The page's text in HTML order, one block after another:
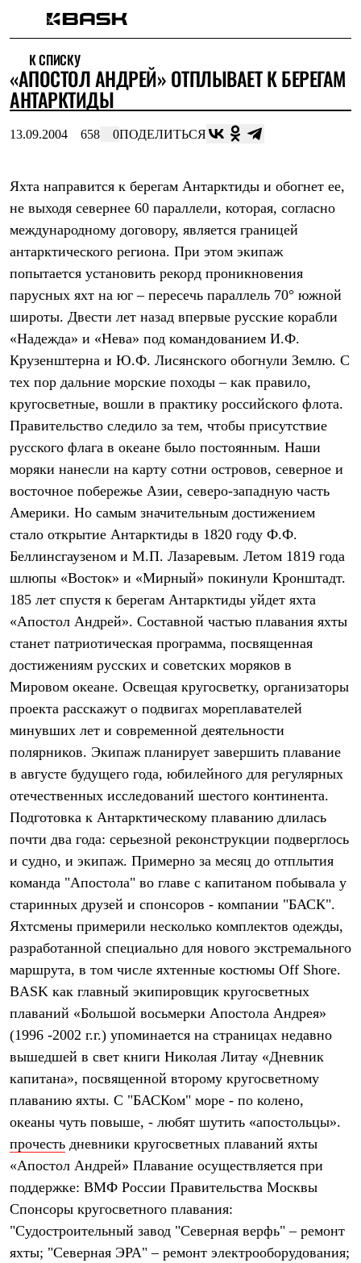
Интернет-магазин
Мужская одежда
Утепленная пухом
Куртки
Жилеты
Куртки
Штормовая одежда
Куртки
Софтшелл одежда
Куртки
Брюки
Флисовая одежда
Куртки
Брюки
Термобелье
Теплое термобелье
Легкое термобелье
Лёгкая одежда
Футболки
Рубашки
Толстовки
Брюки
Шорты
Женская одежда
Утепленная пухом
Куртки
Жилеты
Утепленная синтетикой
Брюки
Штормовая одежда
Софтшелл одежда
Куртки
Брюки
Лёгкая одежда
Рубашки
Футболки
Брюки
Термобелье
Теплое термобелье
Среднее термобелье
Легкое термобелье
Флисовая одежда
Куртки
Брюки
Детская одежда
Утепленная пухом
Комбинезоны
Куртки
Утепленная синтетикой
Комбинезоны
Куртки
Лёгкая одежда
Футболки
Брюки
Софтшелл одежда
Куртки
Флисовая одежда
Куртки
Брюки
Комбинезоны
Термобелье
Комплект термобелья
Снаряжение
Палатки и тенты
К СПИСКУ
«АПОСТОЛ АНДРЕЙ» ОТПЛЫВАЕТ К БЕРЕГАМ
АНТАРКТИДЫ
13.09.2004 658 0ПОДЕЛИТЬСЯ
Яхта направится к берегам Антарктиды и обогнет ее,
не выходя севернее 60 параллели, которая, согласно
международному договору, является границей
антарктического региона. При этом экипаж
попытается установить рекорд проникновения
парусных яхт на юг – пересечь параллель 70° южной
широты. Двести лет назад впервые русские корабли
«Надежда» и «Нева» под командованием И.Ф.
Крузенштерна и Ю.Ф. Лисянского обогнули Землю. С
тех пор дальние морские походы – как правило,
кругосветные, вошли в практику российского флота.
Правительство следило за тем, чтобы присутствие
русского флага в океане было постоянным. Наши
моряки нанесли на карту сотни островов, северное и
восточное побережье Азии, северо-западную часть
Америки. Но самым значительным достижением
стало открытие Антарктиды в 1820 году Ф.Ф.
Беллинсгаузеном и М.П. Лазаревым. Летом 1819 года
шлюпы «Восток» и «Мирный» покинули Кронштадт.
185 лет спустя к берегам Антарктиды уйдет яхта
«Апостол Андрей». Составной частью плавания яхты
станет патриотическая программа, посвященная
достижениям русских и советских моряков в
Мировом океане. Освещая кругосветку, организаторы
проекта расскажут о подвигах мореплавателей
минувших лет и современной деятельности
полярников. Экипаж планирует завершить плавание
в августе будущего года, юбилейного для регулярных
отечественных исследований шестого континента.
Подготовка к Антарктическому плаванию длилась
почти два года: серьезной реконструкции подверглось
и судно, и экипаж. Примерно за месяц до отплытия
команда "Апостола" во главе с капитаном побывала у
старинных друзей и спонсоров - компании "БАСК".
Яхтсмены примерили несколько комплектов одежды,
разработанной специально для нового экстремального
маршрута, в том числе яхтенные костюмы Off Shore.
BASK как главный экипировщик кругосветных
плаваний «Большой восьмерки Апостола Андрея»
(1996 -2002 г.г.) упоминается на страницах недавно
вышедшей в свет книги Николая Литау «Дневник
капитана», посвященной второму кругосветному
плаванию яхты. С "БАСКом" море - по колено,
океаны чуть повыше, - любят шутить «апостольцы».
прочесть дневники кругосветных плаваний яхты
«Апостол Андрей» Плавание осуществляется при
поддержке: ВМФ России Правительства Москвы
Спонсоры кругосветного плавания:
"Судостроительный завод "Северная верфь" – ремонт
яхты; "Северная ЭРА" – ремонт электрооборудования;